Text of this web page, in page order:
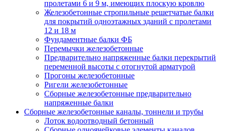
пролетами 6 и 9 м, имеющих плоскую кровлю
Железобетонные стропильные решетчатые балки
для покрытий одноэтажных зданий с пролетами
12 и 18 м
Фундаментные балки ФБ
Перемычки железобетонные
Предварительно напряженные балки перекрытий
переменной высоты с отогнутой арматурой
Прогоны железобетонные
Ригели железобетонные
Сборные железобетонные предварительно
напряженные балки
Сборные железобетонные каналы, тоннели и трубы
Лоток водоотводный бетонный